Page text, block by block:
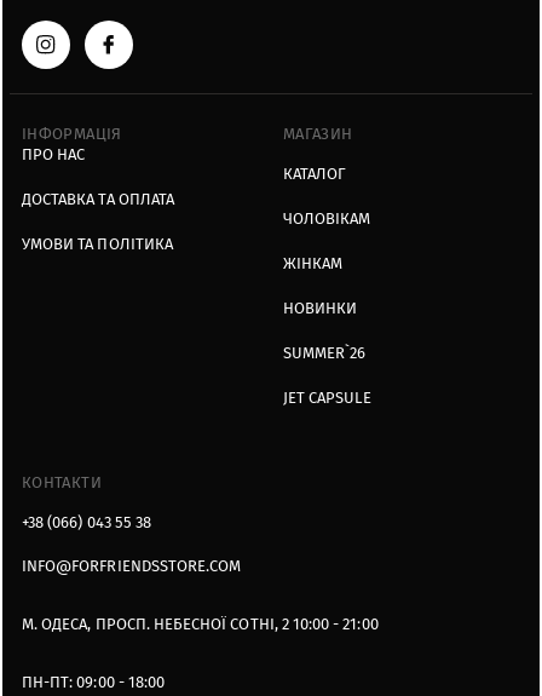
КОНТАКТИ
+38 (066) 043 55 38
INFO@FORFRIENDSSTORE.COM
М. ОДЕСА, ПРОСП. НЕБЕСНОЇ СОТНІ, 2 10:00 - 21:00
ПН-ПТ: 09:00 - 18:00
ІНФОРМАЦІЯ
ПРО НАС
ДОСТАВКА ТА ОПЛАТА
УМОВИ ТА ПОЛІТИКА
МАГАЗИН
КАТАЛОГ
ЧОЛОВІКАМ
ЖІНКАМ
НОВИНКИ
SUMMER`26
JET CAPSULE